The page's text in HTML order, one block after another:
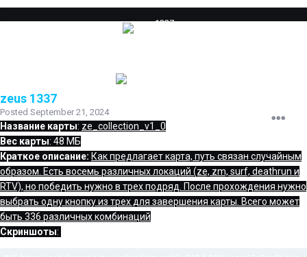
zeus 1337
Posted September 21, 2024
Название карты: ze_collection_v1_0
Вес карты: 48 МБ
Краткое описание: Как предлагает карта, путь связан случайным
образом. Есть восемь различных локаций (ze, zm, surf, deathrun и
RTV), но победить нужно в трех подряд. После прохождения нужно
выбрать одну кнопку из трех для завершения карты. Всего может
быть 336 различных комбинаций
Скриншоты: